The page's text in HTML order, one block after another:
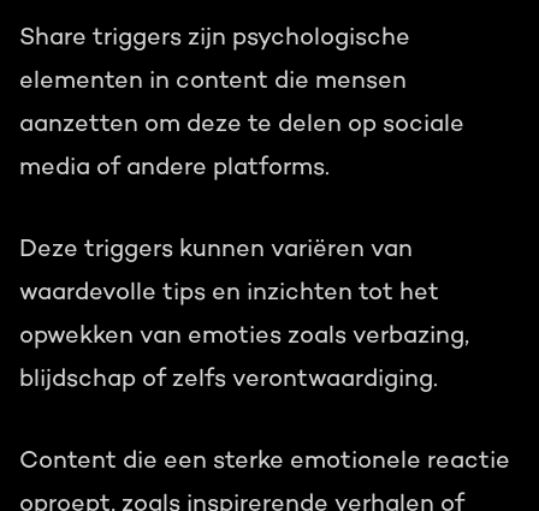
Share triggers zijn psychologische
elementen in content die mensen
aanzetten om deze te delen op sociale
media of andere platforms.
Deze triggers kunnen variëren van
waardevolle tips en inzichten tot het
opwekken van emoties zoals verbazing,
blijdschap of zelfs verontwaardiging.
Content die een sterke emotionele reactie
oproept, zoals inspirerende verhalen of